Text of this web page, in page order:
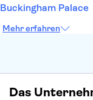
Buckingham Palace
Moulin Rouge
Mehr erfahren
Das